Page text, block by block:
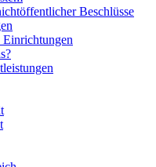
Beschlüsse